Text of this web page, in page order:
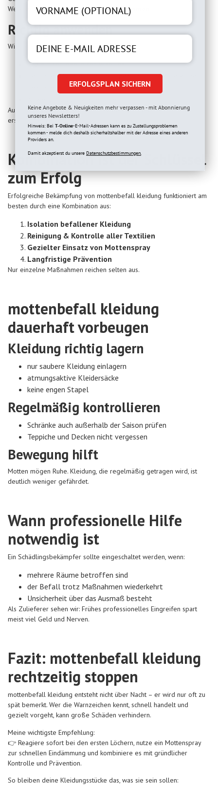
Werkzeug, um den Befallsofort einzudämmen
Richtig anwenden
Wichtig ist:
gezielt sprühen, nicht wahllos
besonders Nähte, Schrankritzen und dunkle Bereiche
Aus Profi-Sicht ist das Mottenspray ideal als Sofortmaßnahme,
ersetzt aber keine gründliche Ursachenbekämpfung.
Kombination ist der Schlüssel
zum Erfolg
Erfolgreiche Bekämpfung von mottenbefall kleidung funktioniert am
besten durch eine Kombination aus:
Isolation befallener Kleidung
Reinigung & Kontrolle aller Textilien
Gezielter Einsatz von Mottenspray
Langfristige Prävention
Nur einzelne Maßnahmen reichen selten aus.
mottenbefall kleidung
dauerhaft vorbeugen
Kleidung richtig lagern
nur saubere Kleidung einlagern
atmungsaktive Kleidersäcke
keine engen Stapel
Regelmäßig kontrollieren
Schränke auch außerhalb der Saison prüfen
Teppiche und Decken nicht vergessen
Bewegung hilft
Motten mögen Ruhe. Kleidung, die regelmäßig getragen wird, ist
deutlich weniger gefährdet.
Wann professionelle Hilfe
notwendig ist
Ein Schädlingsbekämpfer sollte eingeschaltet werden, wenn:
mehrere Räume betroffen sind
der Befall trotz Maßnahmen wiederkehrt
Unsicherheit über das Ausmaß besteht
Als Zulieferer sehen wir: Frühes professionelles Eingreifen spart
meist viel Geld und Nerven.
Fazit: mottenbefall kleidung
rechtzeitig stoppen
mottenbefall kleidung entsteht nicht über Nacht – er wird nur oft zu
spät bemerkt. Wer die Warnzeichen kennt, schnell handelt und
gezielt vorgeht, kann große Schäden verhindern.
Meine wichtigste Empfehlung:
👉 Reagiere sofort bei den ersten Löchern, nutze ein Mottenspray
zur schnellen Eindämmung und kombiniere es mit gründlicher
Kontrolle und Prävention.
So bleiben deine Kleidungsstücke das, was sie sein sollen:
ERFOLGSPLAN SICHERN
Keine Angebote & Neuigkeiten mehr verpassen - mit Abonnierung
unseres Newsletters!
Hinweis: Bei T-Online-E-Mail-Adressen kann es zu Zustellungsproblemen
kommen - melde dich deshalb sicherhaltshalber mit der Adresse eines anderen
Providers an.
Damit akzeptierst du unsere Datenschutzbestimmungen.